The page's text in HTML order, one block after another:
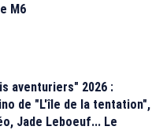
M6
aventuriers" 2026 :
de "L'île de la tentation",
Jade Leboeuf... Le